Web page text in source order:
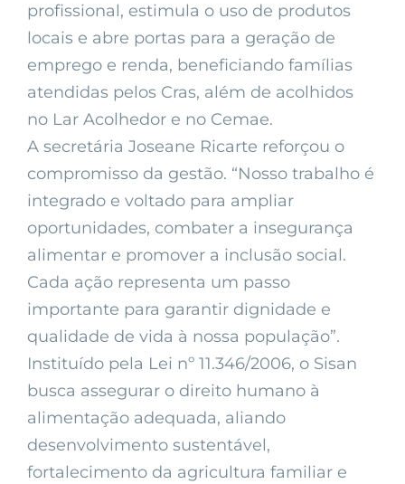
profissional, estimula o uso de produtos
locais e abre portas para a geração de
emprego e renda, beneficiando famílias
atendidas pelos Cras, além de acolhidos
no Lar Acolhedor e no Cemae.
A secretária Joseane Ricarte reforçou o
compromisso da gestão. “Nosso trabalho é
integrado e voltado para ampliar
oportunidades, combater a insegurança
alimentar e promover a inclusão social.
Cada ação representa um passo
importante para garantir dignidade e
qualidade de vida à nossa população”.
Instituído pela Lei nº 11.346/2006, o Sisan
busca assegurar o direito humano à
alimentação adequada, aliando
desenvolvimento sustentável,
fortalecimento da agricultura familiar e